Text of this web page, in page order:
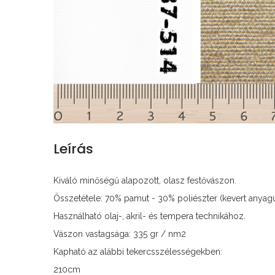
Leírás
Kiváló minőségű alapozott, olasz festővászon.
Összetétele: 70% pamut - 30% poliészter (kevert
Használható olaj-, akril- és tempera technikához.
Vászon vastagsága: 335 gr / nm2
Kapható az alábbi tekercsszélességekben:
210cm